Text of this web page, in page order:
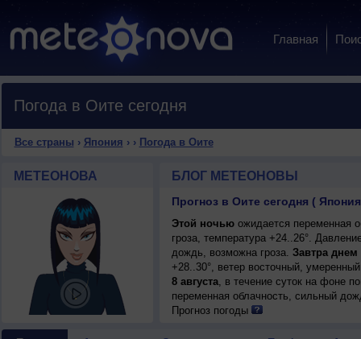
Главная
Погода в Оите сегодня
Все страны › Япония › › Погода в Оите
МЕТЕОНОВА БЛОГ МЕТЕОНОВЫ
Прогноз в Оите сегодня (
Этой ночьюожидается переменная
гроза, температура +24..26°.
дождь, возможна гроза. Завтра днем
+28..30°, ветер восточный,
8 августа, в течение суток на фоне
переменная облачность, сильный
юго-восточный, умеренный.
Прогноз погоды